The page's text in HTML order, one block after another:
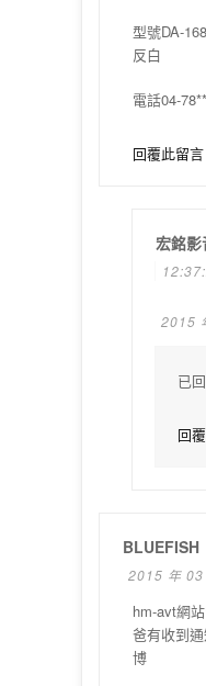
型號DA-
反白
電話04-
回覆此留言
宏銘
2015
已
回
BLUEFISH
2015 年
hm-avt網
爸有收到
博